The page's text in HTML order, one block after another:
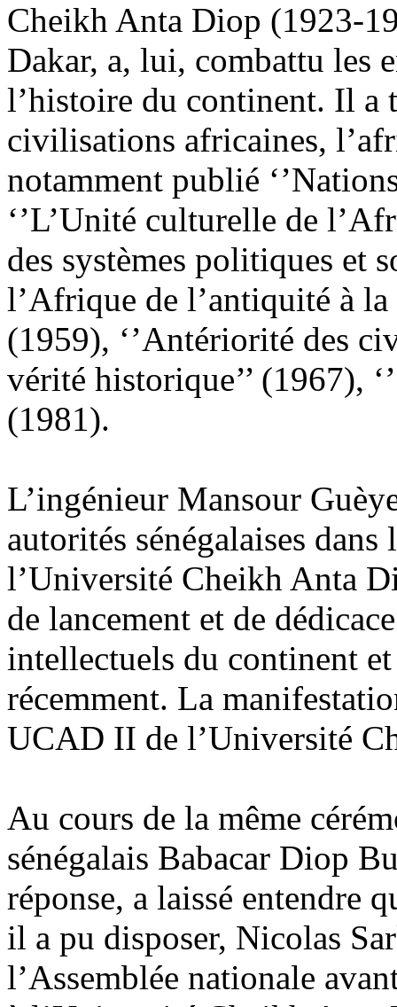
Cheikh Anta Diop (1923-
Dakar, a, lui, combattu les
l’histoire du continent. Il a
civilisations africaines,
notamment publié
‘’L’Unité culturelle de
des systèmes politiques et
l’Afrique de l’antiquité à la
(1959), ‘’Antériorité des
vérité historique’’ (1967),
(1981).
L’ingénieur Mansour
autorités sénégalaises
l’Université Cheikh Anta
de lancement et de
intellectuels du continent
récemment. La
UCAD II de l’Université
Au cours de la même
sénégalais Babacar Diop
réponse, a laissé entendre
il a pu disposer, Nicolas
l’Assemblée nationale